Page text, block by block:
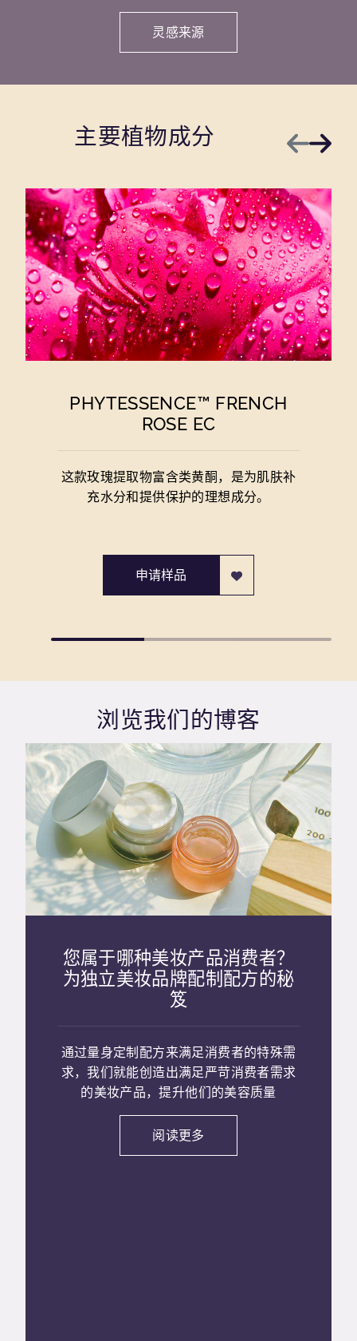
灵感来源
主要植物成分
上一页下一
PHYTESSENCE™ FRENCH
ROSE EC
这款玫瑰提取物富含类黄酮，是为肌肤补
充水分和提供保护的理想成分。
申请样品
浏览我们的博客
您属于哪种美妆产品消费者？
为独立美妆品牌配制配方的秘
笈
通过量身定制配方来满足消费者的特殊需
求，我们就能创造出满足严苛消费者需求
的美妆产品，提升他们的美容质量
阅读更多